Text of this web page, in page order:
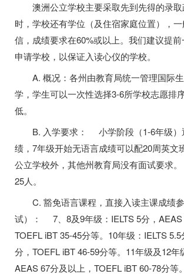
澳洲公立学校主要采取先到先得的录
时，学校还有学位（及住宿家庭位置），
信，成绩要求在60%或以上。我们建议提
申请学校，以保证入读心仪的学校。
A. 概况：各州由教育局统一管理国际
学，学生可以一次性选择3-6所学校志愿排
低。
B. 入学要求： 小学阶段（1-6年级）
绩，7年级开始无语言成绩可以配20周英文
公立学校外，其他州教育局没有面试要求
25人。
C. 豁免语言课程，直接入读主课成绩
试）： 7、8及9年级：IELTS 5分，AEAS
TOEFL iBT 35-45分等。10年级：IELTS
分，TOEFL iBT 46-59分等。11年级及12年
AEAS 67分及以上，TOEFL iBT 60-78分等。